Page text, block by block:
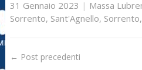
31 Gennaio 2023 | Massa
Sorrento, Sant'Agnello, Sorrento,
← Post precedenti